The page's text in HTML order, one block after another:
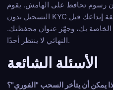
رسوم تحافظ على الهامش. يقوم
التسجيل بدون KYC بإزالة آخر نقطة اختناق. عيّن طريقة إيداعك قبل
الخاصة بك، وجهّز عنوان محفظتك.
النهائي لا ينتظر أحدًا.
الأسئلة الشائعة
يمكن أن يتأخر السحب "الفوري"؟